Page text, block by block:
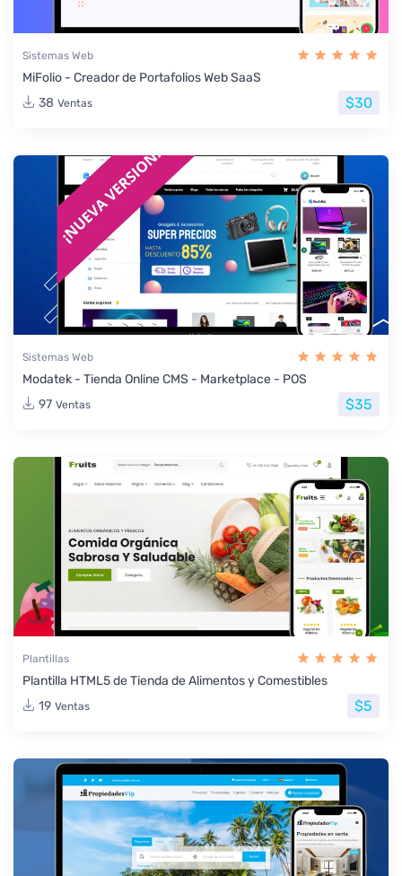
Sistemas Web
MiFolio - Creador de Portafolios Web SaaS
38 Ventas $30
Sistemas Web
Modatek - Tienda Online CMS - Marketplace - POS
97 Ventas $35
Plantillas
Plantilla HTML5 de Tienda de Alimentos y Comestibles
19 Ventas $5